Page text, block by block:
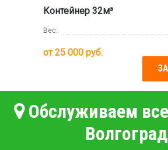
Контейнер 32м³
Вес:
от25 000 руб.
Обслуживаем